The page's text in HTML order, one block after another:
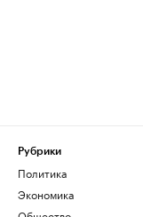
Рубрики
Политика
Экономика